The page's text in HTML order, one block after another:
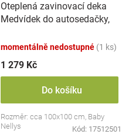
Oteplená zavinovací deka
Medvídek do autosedačky,
momentálně nedostupné (1 ks)
1 279 Kč
Do košíku
Rozměr: cca 100x100 cm, Baby
Nellys
Kód: 17512501